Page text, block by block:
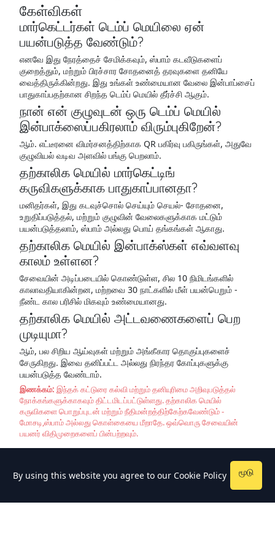
கேள்விகள்
மார்கெட்டர்கள் டெம்ப் மெயிலை ஏன்
பயன்படுத்த வேண்டும்?
எனவே இது நேரத்தைச் சேமிக்கவும், ஸ்பாம் கடவீடுகளைப்
குறைத்தும், மற்றும் பிரச்சார சோதனைத் தரவுகளை தனியே
வைத்திருக்கின்றது. இது உங்கள் உண்மையான வேலை இன்பாப்சைப்
பாதுகாப்பதற்கான சிறந்த டெம்ப் மெயில் தீர்ச்சி ஆகும்.
நான் என் குழுவுடன் ஒரு டெம்ப் மெயில்
இன்பாக்ஸைப்பகிரலாம் விரும்புகிறேன்?
ஆம். எட்டீரனை விமர்சனத்திற்காக QR பகிர்வு பகிருங்கள், அதுவே
குழுவியல் வடிவ அளவில் பங்கு பெறலாம்.
தற்காலிக மெயில் மார்கெட்டிங்
கருவிகளுக்காக பாதுகாப்பானதா?
மனிதர்கள், இது கடவுச்சொல் செய்யும் செயல்- சோதனை,
உறுதிப்படுத்தல், மற்றும் குழுவின் வேலைகளுக்காக மட்டும்
பயன்படுத்தலாம், ஸ்பாம் அல்லது பொய் தங்கங்கள் ஆகாது.
தற்காலிக மெயில் இன்பாக்ஸ்கள் எவ்வளவு
காலம் உள்ளன?
சேவையின் அடிப்படையில் கொண்டுள்ள, சில 10 நிமிடங்களில்
காலாவதியாகின்றன, மற்றவை 30 நாட்களில் மீள் பயன்பெறும் -
நீண்ட கால பரிசில் மிகவும் உண்மையானது.
தற்காலிக மெயில் அட்டவணைகளைப் பெற
முடியுமா?
ஆம், பல சிறிய ஆய்வுகள் மற்றும் அங்கீகார தொகுப்புகளைச்
சேருகிறது. இவை தனிப்பட்ட அல்லது நிரந்தர கோப்புகளுக்கு
பயன்படுத்த வேண்டாம்.
இணக்கம்: இந்தக் கட்டுரை கல்வி மற்றும் தனியுரிமை அறிவுபடுத்தல்
நோக்கங்களுக்காகவும் திட்டமிடப்பட்டுள்ளது. தற்காலிக மெயில்
கருவிகளை பொறுப்புடன் மற்றும் நீதிமன்றத்திற்கேற்கவேண்டும் -
மோசடி,ஸ்பாம் அல்லது கொள்கையை மீறாதே. ஒவ்வொரு சேவையின்
பயனர் விதிமுறைகளைப் பின்பற்றவும்.
By using this website you agree to our Cookie Policy மூடு